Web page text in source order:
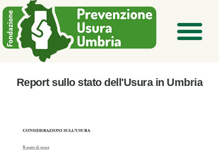
Report sullo stato dell'Usura in Umbria